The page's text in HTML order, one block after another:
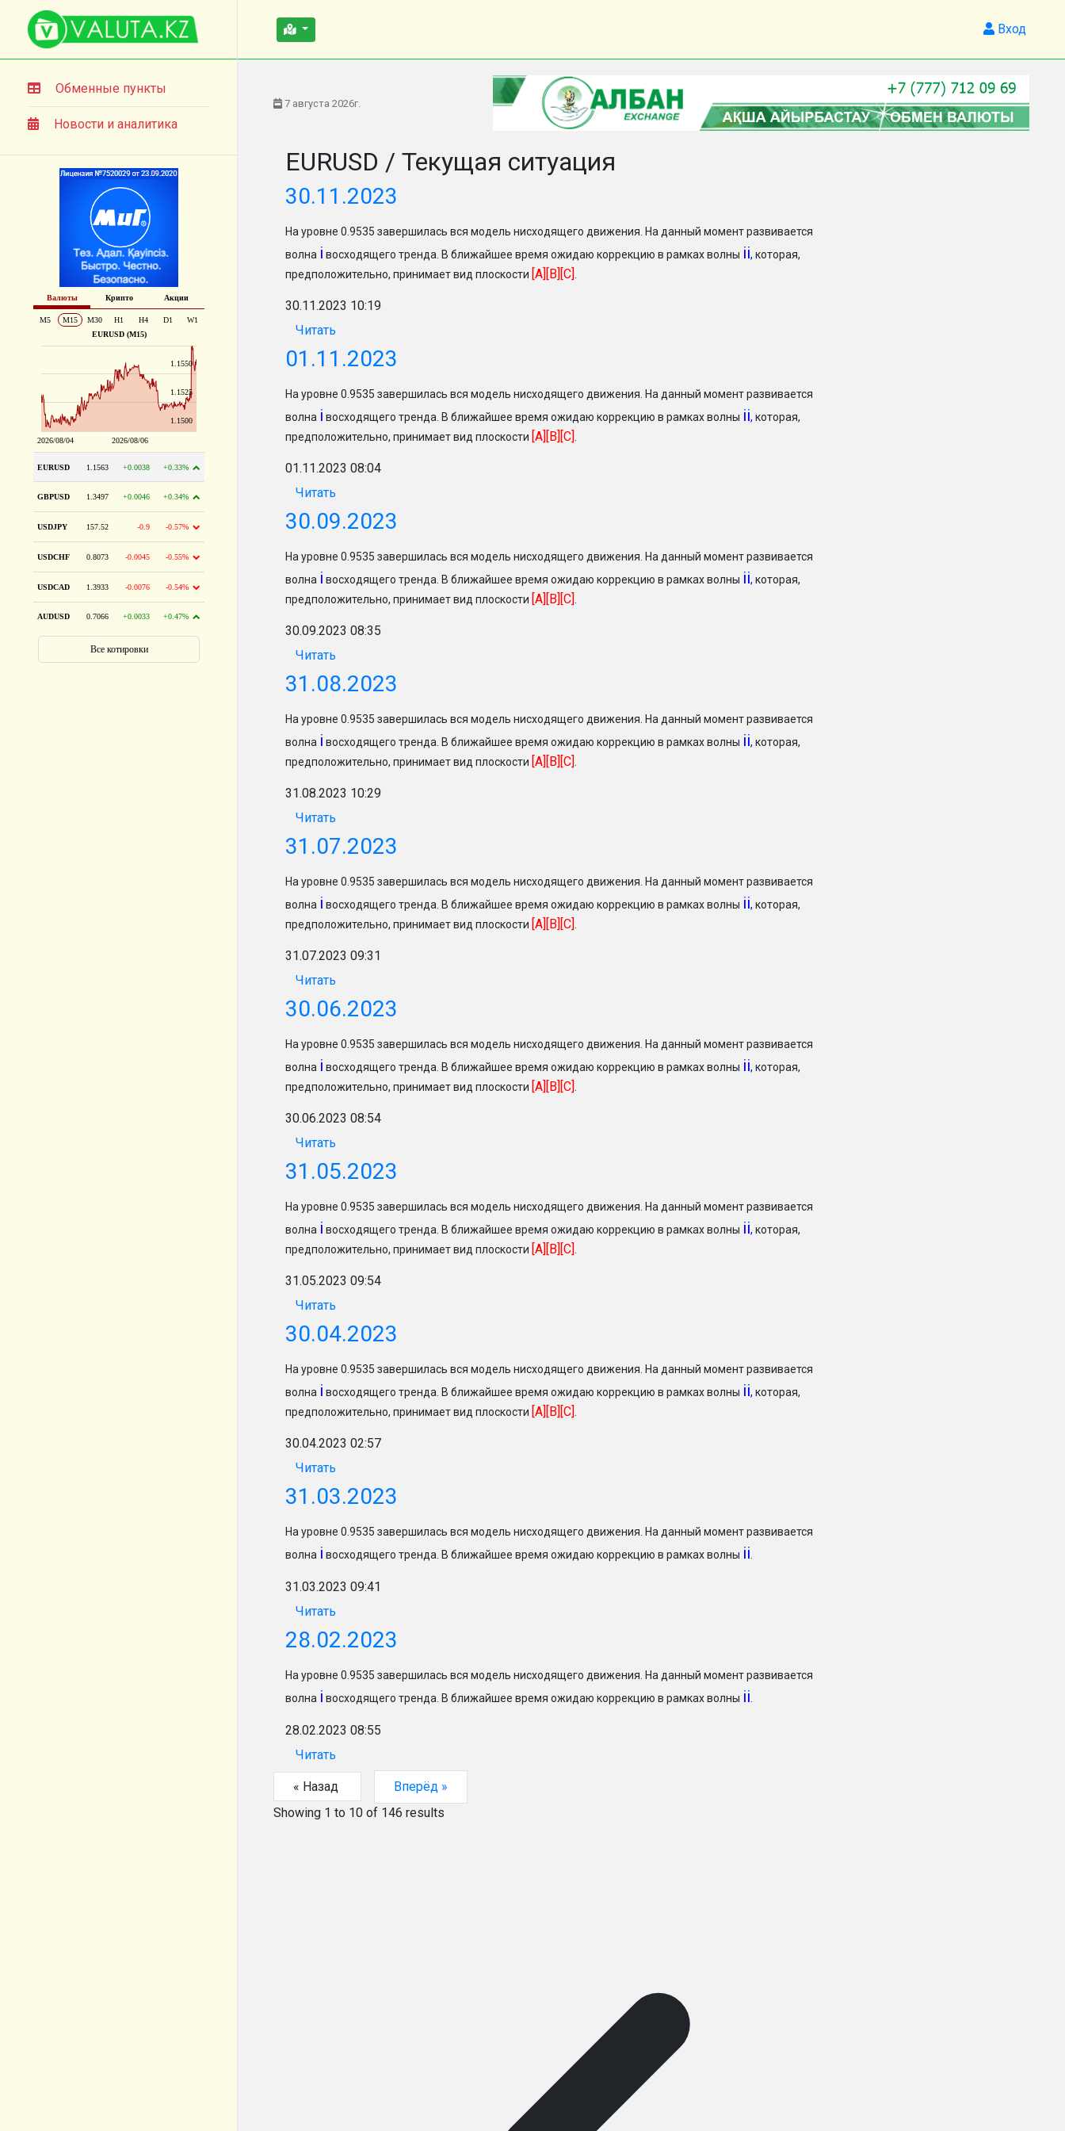
Вход
Обменные пункты
Новости и аналитика
7 августа 2026г.
EURUSD / Текущая ситуация
30.11.2023
На уровне 0.9535 завершилась вся модель нисходящего движения. На данный момент развивается
волна i восходящего тренда. В ближайшее время ожидаю коррекцию в рамках волны ii, которая,
предположительно, принимает вид плоскости [A][B][C]
30.11.2023 10:19
Читать
01.11.2023
На уровне 0.9535 завершилась вся модель нисходящего движения. На данный момент развивается
волна i восходящего тренда. В ближайшее время ожидаю коррекцию в рамках волны ii, которая,
предположительно, принимает вид плоскости [A][B][C]
01.11.2023 08:04
Читать
30.09.2023
На уровне 0.9535 завершилась вся модель нисходящего движения. На данный момент развивается
волна i восходящего тренда. В ближайшее время ожидаю коррекцию в рамках волны ii, которая,
предположительно, принимает вид плоскости [A][B][C]
30.09.2023 08:35
Читать
31.08.2023
На уровне 0.9535 завершилась вся модель нисходящего движения. На данный момент развивается
волна i восходящего тренда. В ближайшее время ожидаю коррекцию в рамках волны ii, которая,
предположительно, принимает вид плоскости [A][B][C]
31.08.2023 10:29
Читать
31.07.2023
На уровне 0.9535 завершилась вся модель нисходящего движения. На данный момент развивается
волна i восходящего тренда. В ближайшее время ожидаю коррекцию в рамках волны ii, которая,
предположительно, принимает вид плоскости [A][B][C]
31.07.2023 09:31
Читать
30.06.2023
На уровне 0.9535 завершилась вся модель нисходящего движения. На данный момент развивается
волна i восходящего тренда. В ближайшее время ожидаю коррекцию в рамках волны ii, которая,
предположительно, принимает вид плоскости [A][B][C]
30.06.2023 08:54
Читать
31.05.2023
На уровне 0.9535 завершилась вся модель нисходящего движения. На данный момент развивается
волна i восходящего тренда. В ближайшее время ожидаю коррекцию в рамках волны ii, которая,
предположительно, принимает вид плоскости [A][B][C]
31.05.2023 09:54
Читать
30.04.2023
На уровне 0.9535 завершилась вся модель нисходящего движения. На данный момент развивается
волна i восходящего тренда. В ближайшее время ожидаю коррекцию в рамках волны ii, которая,
предположительно, принимает вид плоскости [A][B][C]
30.04.2023 02:57
Читать
31.03.2023
На уровне 0.9535 завершилась вся модель нисходящего движения. На данный момент развивается
волна i восходящего тренда. В ближайшее время ожидаю коррекцию в рамках волны ii
31.03.2023 09:41
Читать
28.02.2023
На уровне 0.9535 завершилась вся модель нисходящего движения. На данный момент развивается
волна i восходящего тренда. В ближайшее время ожидаю коррекцию в рамках волны ii
28.02.2023 08:55
Читать
« Назад
Вперёд »
Showing 1 to 10 of 146 results